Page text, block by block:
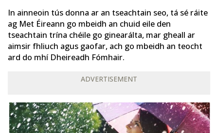
In ainneoin tús donna ar an tseachtain seo, tá sé ráite
ag Met Éireann go mbeidh an chuid eile den
tseachtain trína chéile go ginearálta, mar gheall ar
aimsir fhliuch agus gaofar, ach go mbeidh an teocht
ard do mhí Dheireadh Fómhair.
ADVERTISEMENT